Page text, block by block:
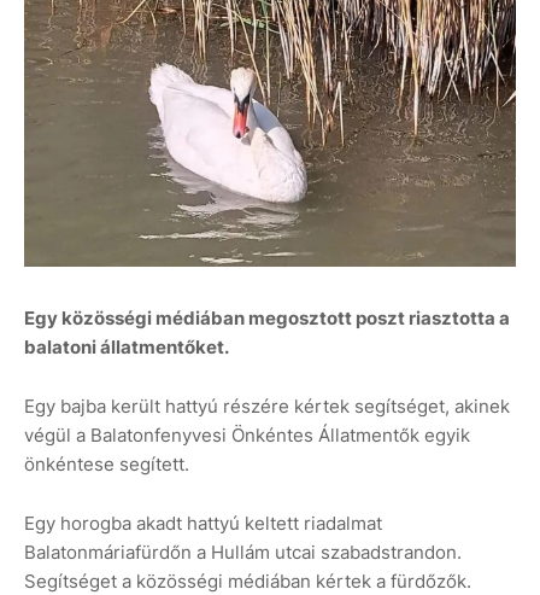
Egy közösségi médiában megosztott poszt riasztotta a
balatoni állatmentőket.
Egy bajba került hattyú részére kértek segítséget, akinek
végül a Balatonfenyvesi Önkéntes Állatmentők egyik
önkéntese segített.
Egy horogba akadt hattyú keltett riadalmat
Balatonmáriafürdőn a Hullám utcai szabadstrandon.
Segítséget a közösségi médiában kértek a fürdőzők.